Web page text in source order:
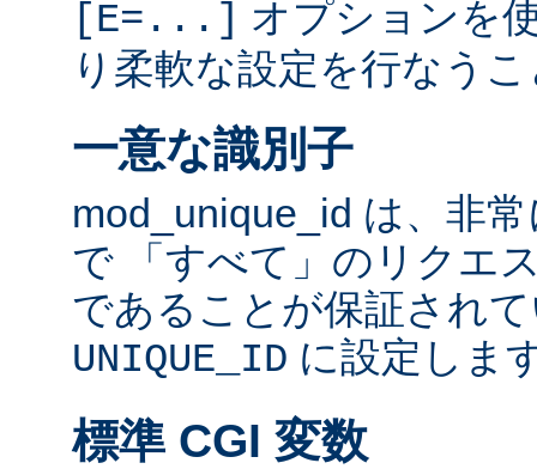
[E=...] オプションを
り柔軟な設定を行なう
一意な識別子
mod_unique_id は、非
で 「すべて」のリクエ
であることが保証され
UNIQUE_ID に設定しま
標準 CGI 変数